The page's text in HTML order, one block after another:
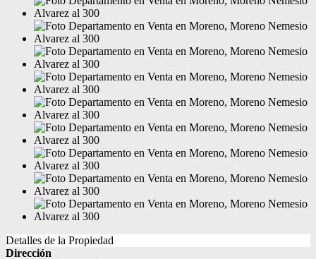
Detalles de la Propiedad
Dirección